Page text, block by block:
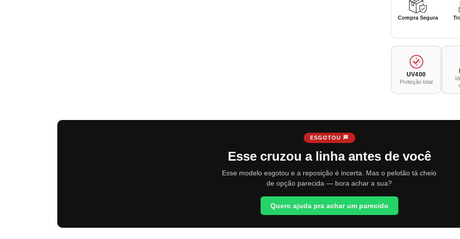
Compra Segura
UV400
Proteção total
ESGOTOU 🏁
Esse cruzou a linha antes de você
Esse modelo esgotou e a reposição é incerta. Mas o pelotão tá cheio
de opção parecida — bora achar a sua?
Quero ajuda pra achar um parecido